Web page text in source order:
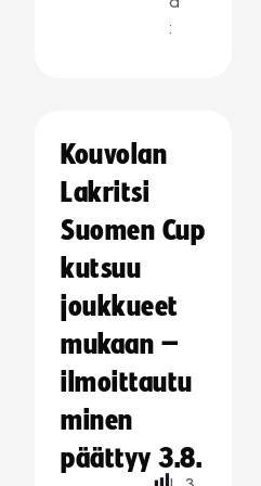
:
Kouvolan
Lakritsi
Suomen Cup
kutsuu
joukkueet
mukaan –
ilmoittautu
minen
päättyy 3.8.